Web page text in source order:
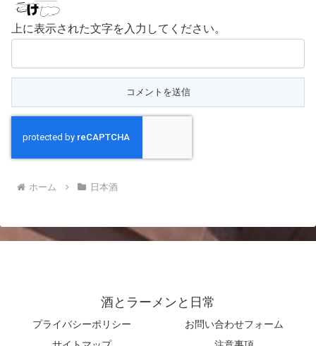
上に表示された文字を入力してください。
ホーム 日本酒
酒とラーメンと日常
プライバシーポリシー
お問い合わせフォーム